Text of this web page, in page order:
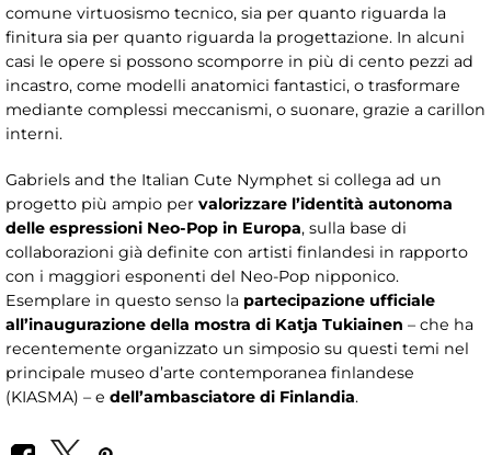
comune virtuosismo tecnico, sia per quanto riguarda la
finitura sia per quanto riguarda la progettazione. In alcuni
casi le opere si possono scomporre in più di cento pezzi ad
incastro, come modelli anatomici fantastici, o trasformare
mediante complessi meccanismi, o suonare, grazie a carillon
interni.
Gabriels and the Italian Cute Nymphet si collega ad un
progetto più ampio per valorizzare l’identità autonoma
delle espressioni Neo-Pop in Europa, sulla base di
collaborazioni già definite con artisti finlandesi in rapporto
con i maggiori esponenti del Neo-Pop nipponico.
Esemplare in questo senso la partecipazione ufficiale
all’inaugurazione della mostra di Katja Tukiainen – che ha
recentemente organizzato un simposio su questi temi nel
principale museo d’arte contemporanea finlandese
(KIASMA) – e dell’ambasciatore di Finlandia.